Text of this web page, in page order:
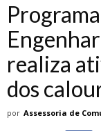
realiza
dos
por Assessoria de